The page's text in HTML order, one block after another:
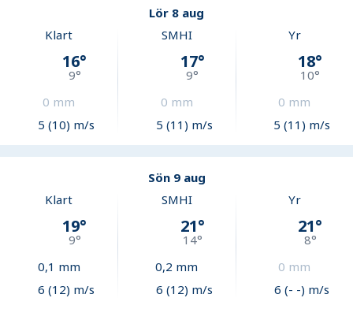
Lör 8 aug
Klart
16°
9°
0 mm
5 (10) m/s
SMHI
17°
9°
0 mm
5 (11) m/s
Yr
18°
10°
0 mm
5 (11) m/s
Sön 9 aug
Klart
19°
9°
0,1 mm
6 (12) m/s
SMHI
21°
14°
0,2 mm
6 (12) m/s
Yr
21°
8°
0 mm
6 (- -) m/s